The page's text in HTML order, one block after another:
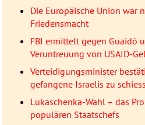
Die Europäische Union war
Friedensmacht
FBI ermittelt gegen Guaidó
Veruntreuung von USAID-
Verteidigungsminister
gefangene Israelis zu
Lukaschenka-Wahl – das
populären Staatschefs